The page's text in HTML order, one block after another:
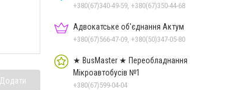
Додати
+380(67)340-49-59, +380(67)350-44-68
Адвокатське об'єднання Актум
+380(67)566-47-09, +380(50)347-05-80
★ BusMaster ★ Переобладнання
Мікроавтобусів №1
+380(67)599-04-04